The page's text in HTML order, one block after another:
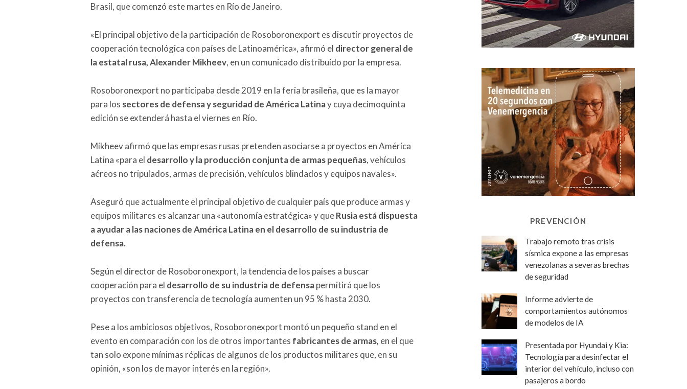
Brasil, que comenzó este martes en Río de Janeiro.
«El principal objetivo de la participación de Rosoboronexport es discutir proyectos de
cooperación tecnológica con países de Latinoamérica», afirmó el director general de
la estatal rusa, Alexander Mikheev, en un comunicado distribuido por la empresa.
Rosoboronexport no participaba desde 2019 en la feria brasileña, que es la mayor
para los sectores de defensa y seguridad de América Latinay cuya decimoquinta
edición se extenderá hasta el viernes en Río.
Mikheev afirmó que las empresas rusas pretenden asociarse a proyectos en América
Latina «para el desarrollo y la producción conjunta de armas pequeñas, vehículos
aéreos no tripulados, armas de precisión, vehículos blindados y equipos navales».
Aseguró que actualmente el principal objetivo de cualquier país que produce armas y
equipos militares es alcanzar una «autonomía estratégica» y queRusia está dispuesta
a ayudar a las naciones de América Latina en el desarrollo de su industria de
defensa.
Según el director de Rosoboronexport, la tendencia de los países a buscar
cooperación para el desarrollo de su industria de defensapermitirá que los
proyectos con transferencia de tecnología aumenten un 95 % hasta 2030.
Pese a los ambiciosos objetivos, Rosoboronexport montó un pequeño stand en el
evento en comparación con los de otros importantes fabricantes de armas, en el que
tan solo expone mínimas réplicas de algunos de los productos militares que, en su
opinión, «son los de mayor interés en la región».
PREVENCIÓN
Trabajo remoto tras crisis
sísmica expone a las empresas
venezolanas a severas brechas
de seguridad
Informe advierte de
comportamientos autónomos
de modelos de IA
Presentada por Hyundai y Kia:
Tecnología para desinfectar el
interior del vehículo, incluso con
pasajeros a bordo